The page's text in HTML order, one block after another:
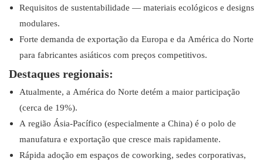
Requisitos de sustentabilidade — materiais ecológicos e designs
modulares.
Forte demanda de exportação da Europa e da América do Norte
para fabricantes asiáticos com preços competitivos.
Destaques regionais:
Atualmente, a América do Norte detém a maior participação
(cerca de 19%).
A região Ásia-Pacífico (especialmente a China) é o polo de
manufatura e exportação que cresce mais rapidamente.
Rápida adoção em espaços de coworking, sedes corporativas,